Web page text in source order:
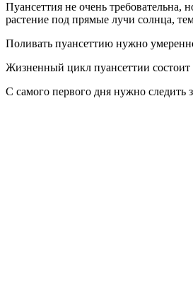
Пуансеттия не очень требовательна,
растение под прямые лучи солнца,
Поливать пуансеттию нужно
Жизненный цикл пуансеттии состоит
С самого первого дня нужно следить